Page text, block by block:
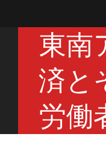
東南
済と
労働